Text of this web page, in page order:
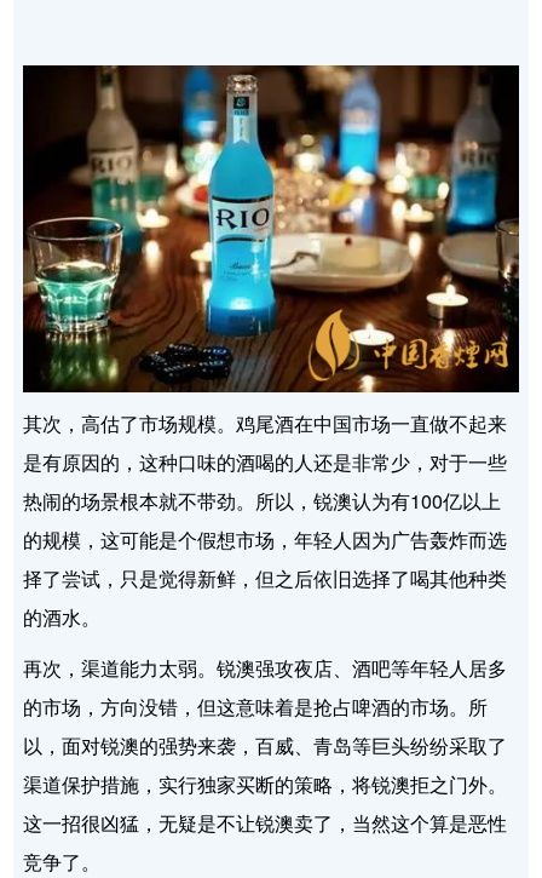
其次，高估了市场规模。鸡尾酒在中国市场一直做不起来
是有原因的，这种口味的酒喝的人还是非常少，对于一些
热闹的场景根本就不带劲。所以，锐澳认为有100亿以上
的规模，这可能是个假想市场，年轻人因为广告轰炸而选
择了尝试，只是觉得新鲜，但之后依旧选择了喝其他种类
的酒水。
再次，渠道能力太弱。锐澳强攻夜店、酒吧等年轻人居多
的市场，方向没错，但这意味着是抢占啤酒的市场。所
以，面对锐澳的强势来袭，百威、青岛等巨头纷纷采取了
渠道保护措施，实行独家买断的策略，将锐澳拒之门外。
这一招很凶猛，无疑是不让锐澳卖了，当然这个算是恶性
竞争了。